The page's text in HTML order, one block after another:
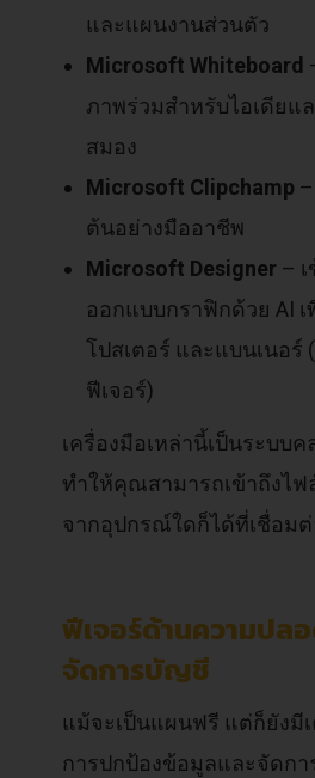
และแผนงานส่วนตัว
Microsoft Whiteboard
ภาพร่วมสำหรับไอเดียแ
สมอง
Microsoft Clipchamp
ต้นอย่างมืออาชีพ
Microsoft Designer –
ออกแบบกราฟิกด้วย AI
โปสเตอร์ และแบนเนอร์
ฟีเจอร์)
เครื่องมือเหล่านี้เป็นระบบ
ทำให้คุณสามารถเข้าถึงไฟ
จากอุปกรณ์ใดก็ได้ที่เชื่อมต่
ฟีเจอร์ด้านความปล
จัดการบัญชี
แม้จะเป็นแผนฟรี แต่ก็ยังมี
การปกป้องข้อมูลและจัดก